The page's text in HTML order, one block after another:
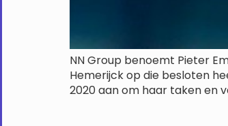
NN Group benoemt Pieter
Hemerijck op die besloten
2020 aan om haar taken en